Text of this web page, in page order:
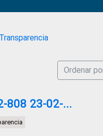
Ordenar
808 23-02-...